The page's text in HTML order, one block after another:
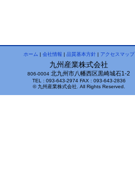
ホーム | 会社情報 | 品質基本方針 | アクセスマップ
九州産業株式会社
806-0004 北九州市八幡西区黒崎城石1-2
TEL : 093-643-2974 FAX : 093-643-2836
© 九州産業株式会社. All Rights Reserved.